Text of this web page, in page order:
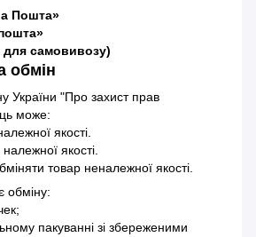
Пошта»
для самовивозу)
обмін
України "Про захист прав
може:
якості.
якості.
товар неналежної якості.
обміну:
пакуванні зі збереженими